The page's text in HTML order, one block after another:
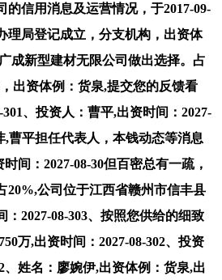
的信用消息及运营情况，于2017-09-
理局登记成立，分支机构，出资体
成新型建材无限公司做出选择。占
出资体例：货泉,提交您的反馈看
、投资人：曹平,出资时间：2027-
,曹平担任代表人，本钱动态等消息
间：2027-08-30但百密总有一疏，
20%,公司位于江西省赣州市信丰县
：2027-08-303、按照您供给的细致
万,出资时间：2027-08-302、投资
、姓名：廖婉伊,出资体例：货泉,出